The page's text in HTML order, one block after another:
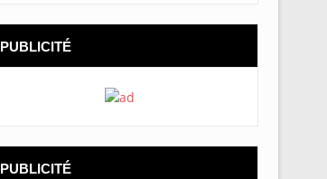
PUBLICITÉ
PUBLICITÉ